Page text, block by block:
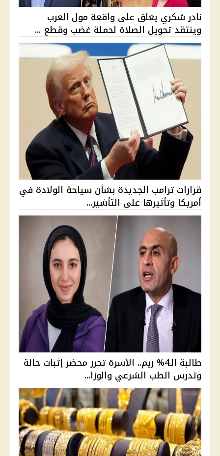
نادر شكري يعلق على واقعة مول العرب
وينتقد تحويل الصلاة لحملة غضب وقطع ...
قرارات ترامب الجديدة بشأن سياحة الولادة في
أمريكا وتأثيرها على التأشير...
طالبة الـ4% ريم.. الأسرة تحرر محضر إثبات حالة
وتدرس الطب الشرعي والوزا...